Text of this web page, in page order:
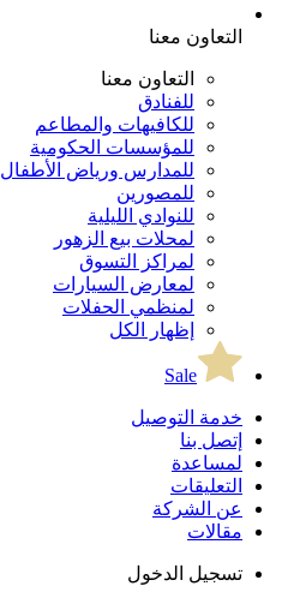
التعاون معنا
التعاون معنا
للفنادق
للكافيهات والمطاعم
للمؤسسات الحكومية
للمدارس ورياض الأطفال
للمصورين
للنوادي الليلية
لمحلات بيع الزهور
لمراكز التسوق
لمعارض السيارات
لمنظمي الحفلات
إظهار الكل
Sale
خدمة التوصيل
إتصل بنا
لمساعدة
التعليقات
عن الشركة
مقالات
تسجيل الدخول